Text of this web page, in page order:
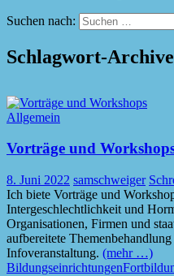
Suchen nach:
Schlagwort-
Allgemein
Vorträge und
8. Juni 2022 samschweiger
Ich biete Vorträge und
Intergeschlechtlichkeit und
Organisationen, Firmen und
aufbereitete
Infoveranstaltung. (mehr …)
Bildungseinrichtungen